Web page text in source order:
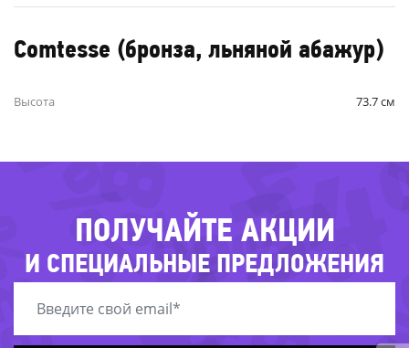
Comtesse (бронза, льняной абажур)
Высота 73.7 см
ПОЛУЧАЙТЕ АКЦИИ
И СПЕЦИАЛЬНЫЕ ПРЕДЛОЖЕНИЯ
-
-
-
-58%
-31%
-39%